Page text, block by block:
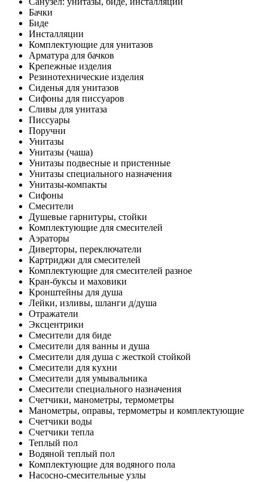
Бачки
Биде
Инсталляции
Комплектующие для унитазов
Арматура для бачков
Крепежные изделия
Резинотехнические изделия
Сиденья для унитазов
Сифоны для писсуаров
Сливы для унитаза
Писсуары
Поручни
Унитазы
Унитазы (чаша)
Унитазы подвесные и пристенные
Унитазы специального назначения
Унитазы-компакты
Сифоны
Смесители
Душевые гарнитуры, стойки
Комплектующие для смесителей
Аэраторы
Диверторы, переключатели
Картриджи для смесителей
Комплектующие для смесителей разное
Кран-буксы и маховики
Кронштейны для душа
Лейки, изливы, шланги д/душа
Отражатели
Эксцентрики
Смесители для биде
Смесители для ванны и душа
Смесители для душа с жесткой стойкой
Смесители для кухни
Смесители для умывальника
Смесители специального назначения
Счетчики, манометры, термометры
Манометры, оправы, термометры и комплектующие
Счетчики воды
Счетчики тепла
Теплый пол
Водяной теплый пол
Комплектующие для водяного пола
Насосно-смесительные узлы